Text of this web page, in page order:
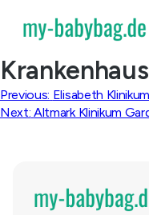
content
Previous: Elisabeth
Next: Altmark Klinikum